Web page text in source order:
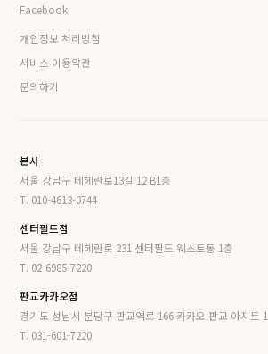
Facebook
개인정보 처리방침
서비스 이용약관
문의하기
본사
서울 강남구 테헤란로13길 12 B1층
T. 010-4613-0744
센터필드점
서울 강남구 테헤란로 231 센터필드 웨스트동 1층
T. 02-6985-7220
판교카카오점
경기도 성남시 분당구 판교역로 166 카카오 판교 아지트
T. 031-601-7220